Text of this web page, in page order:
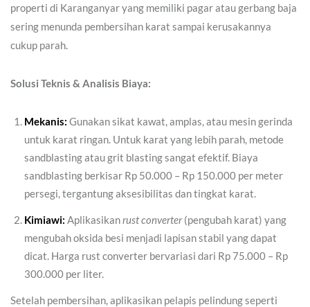
properti di Karanganyar yang memiliki pagar atau gerbang baja
sering menunda pembersihan karat sampai kerusakannya
cukup parah.
Solusi Teknis & Analisis Biaya:
Mekanis: Gunakan sikat kawat, amplas, atau mesin gerinda
untuk karat ringan. Untuk karat yang lebih parah, metode
sandblasting atau grit blasting sangat efektif. Biaya
sandblasting berkisar Rp 50.000 – Rp 150.000 per meter
persegi, tergantung aksesibilitas dan tingkat karat.
Kimiawi: Aplikasikanrust converter(pengubah karat) yang
mengubah oksida besi menjadi lapisan stabil yang dapat
dicat. Harga rust converter bervariasi dari Rp 75.000 – Rp
300.000 per liter.
Setelah pembersihan, aplikasikan pelapis pelindung seperti